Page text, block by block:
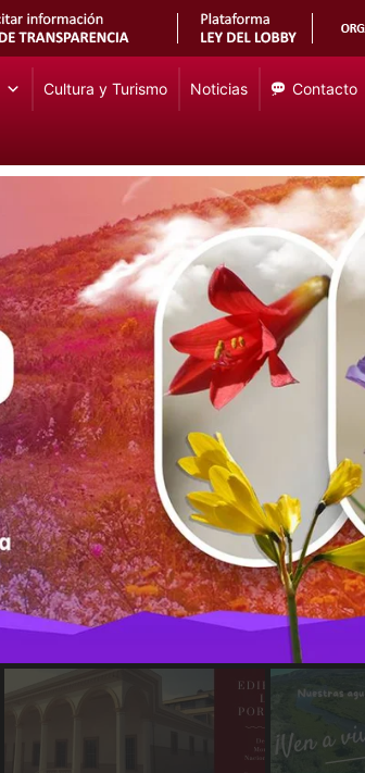
Cultura y Turismo Noticias Contacto